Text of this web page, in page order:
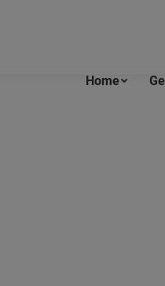
Home